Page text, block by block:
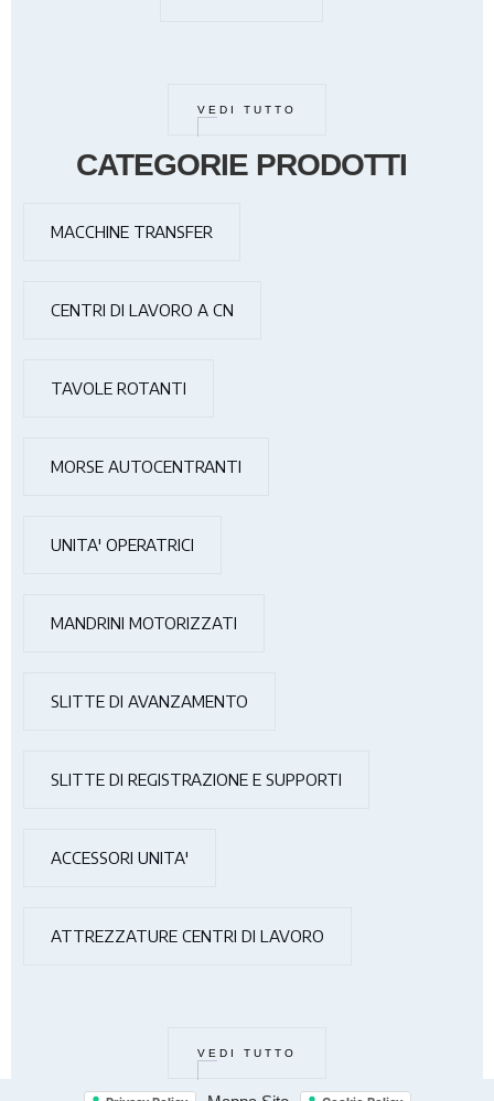
VEDI TUTTO
CATEGORIE PRODOTTI
MACCHINE TRANSFER
CENTRI DI LAVORO A CN
TAVOLE ROTANTI
MORSE AUTOCENTRANTI
UNITA' OPERATRICI
MANDRINI MOTORIZZATI
SLITTE DI AVANZAMENTO
SLITTE DI REGISTRAZIONE E SUPPORTI
ACCESSORI UNITA'
ATTREZZATURE CENTRI DI LAVORO
VEDI TUTTO